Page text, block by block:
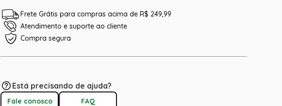
Frete Grátis para compras acima de R$ 249,99
Atendimento e suporte ao cliente
Compra segura
Está precisando de ajuda?
Fale conosco FAQ